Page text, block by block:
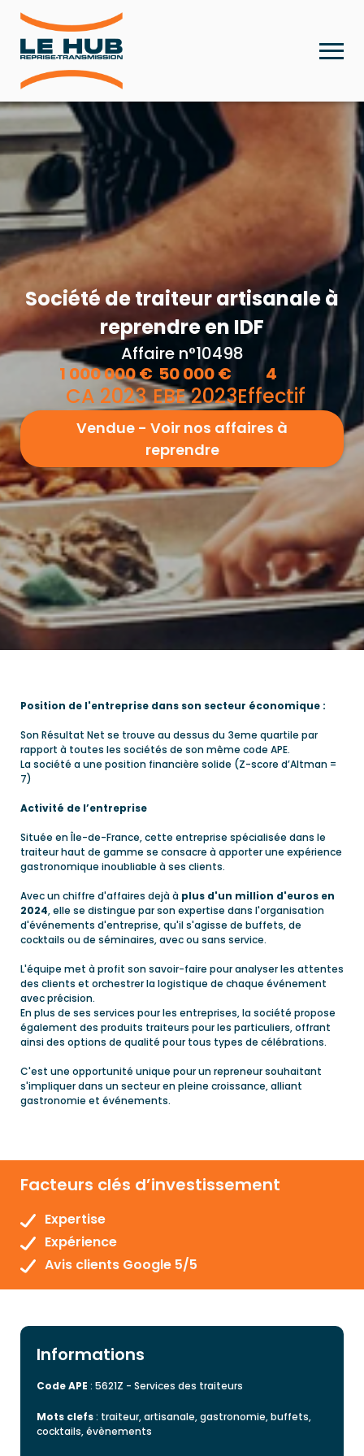
Société de traiteur artisanale à
reprendre en IDF
Affaire n°10498
1 000 000€
CA 2023
50 000€
EBE 2023
4
Effectif
Vendue - Voir nos affaires à
reprendre
Position de l'entreprise dans son secteur économique :
Son Résultat Net se trouve au dessus du 3eme quartile par
rapport à toutes les sociétés de son même code APE.
La société a une position financière solide (Z-score d’Altman =
7)
Activité de l’entreprise
Située en Île-de-France, cette entreprise spécialisée dans le
traiteur haut de gamme se consacre à apporter une expérience
gastronomique inoubliable à ses clients.
Avec un chiffre d'affaires dejà à plus d'un million d'euros en
2024, elle se distingue par son expertise dans l'organisation
d'événements d'entreprise, qu'il s'agisse de buffets, de
cocktails ou de séminaires, avec ou sans service.
L'équipe met à profit son savoir-faire pour analyser les attentes
des clients et orchestrer la logistique de chaque événement
avec précision.
En plus de ses services pour les entreprises, la société propose
également des produits traiteurs pour les particuliers, offrant
ainsi des options de qualité pour tous types de célébrations.
C'est une opportunité unique pour un repreneur souhaitant
s'impliquer dans un secteur en pleine croissance, alliant
gastronomie et événements.
Facteurs clés d’investissement
Expertise
Expérience
Avis clients Google 5/5
Informations
Code APE : 5621Z - Services des traiteurs
Mots clefs: traiteur, artisanale, gastronomie, buffets,
cocktails, évènements